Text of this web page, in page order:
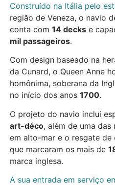
Construído na Itália pelo
região de Veneza, o navio
conta com 14 decks e
mil passageiros.
Com design baseado na
da Cunard, o Queen Anne
homônima, soberana da
no início dos anos 1700.
O projeto do navio inclui
art-déco, além de uma
em alto-mar e o resgate de
que marcaram os mais de
marca inglesa.
A sua entrada em serviço